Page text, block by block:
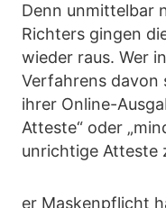
Denn unmittelbar
Richters gingen
wieder raus. Wer
Verfahrens davon
ihrer Online-
Atteste“ oder
unrichtige Atteste
er Maskenpflicht